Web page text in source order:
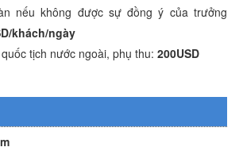
nếu không được sự đồng ý của trưởng
khách/ngày
tịch nước ngoài, phụ thu: 200USD